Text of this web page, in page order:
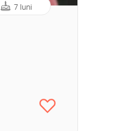
7 luni